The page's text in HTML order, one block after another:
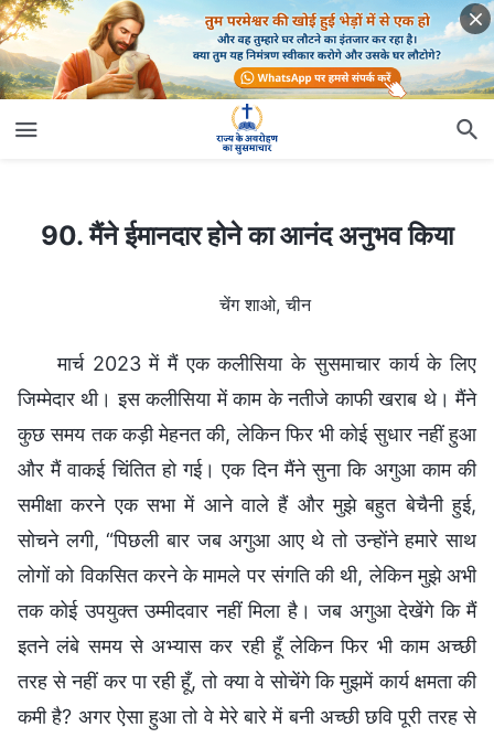
90. मैंने ईमानदार होने का आनंद अनुभव किया
90. मैंने ईमानदार होने का आनंद अनुभव किया
चेंग शाओ, चीन
मार्च 2023 में मैं एक कलीसिया के सुसमाचार कार्य के लिए
जिम्मेदार थी। इस कलीसिया में काम के नतीजे काफी खराब थे। मैंने
कुछ समय तक कड़ी मेहनत की, लेकिन फिर भी कोई सुधार नहीं हुआ
और मैं वाकई चिंतित हो गई। एक दिन मैंने सुना कि अगुआ काम की
समीक्षा करने एक सभा में आने वाले हैं और मुझे बहुत बेचैनी हुई,
सोचने लगी, “पिछली बार जब अगुआ आए थे तो उन्होंने हमारे साथ
लोगों को विकसित करने के मामले पर संगति की थी, लेकिन मुझे अभी
तक कोई उपयुक्त उम्मीदवार नहीं मिला है। जब अगुआ देखेंगे कि मैं
इतने लंबे समय से अभ्यास कर रही हूँ लेकिन फिर भी काम अच्छी
तरह से नहीं कर पा रही हूँ, तो क्या वे सोचेंगे कि मुझमें कार्य क्षमता की
कमी है? अगर ऐसा हुआ तो वे मेरे बारे में बनी अच्छी छवि पूरी तरह से